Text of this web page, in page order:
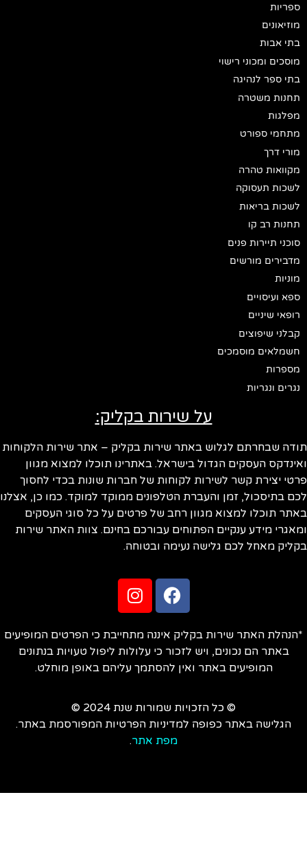
ספריות
מוזיאונים
בתי אבות
מוסכים ומכוני רישוי
בתי ספר לנהיגה
תחנות משטרה
מפלגות
מתחמי ספורט
מורי דרך
מקוואות טהרה
לשכות תעסוקה
לשכות בריאות
תחנות רב קו
סוכני תיירות פנים
מדבירים מורשים
מוניות
ספא ועיסויים
רופאי שיניים
קבלני שיפוצים
חשמלאים מוסמכים
מספרות
נגרים ונגריות
על שירות בקליק:
שבחרתם לגלוש באתר שירות בקליק – אתר שירות הלקוחות
העסקים הגדול בישראל. באתרינו תוכלו למצוא מגוון
יצירת קשר לשירות לקוחות של חברות שונות בכדי לחסוך
בתיסכול, זמן והעברת הטלפונים ממוקד למוקד. כמו כן, אצלנו
תוכלו למצוא מגוון רחב של פרטים על כל סוגי העסקים
מידע ענקיים הפתוחים עבורכם בחינם. צוות האתר שירות
מאחל לכם גלישה נעימה ובטוחה.
האתר שירות בקליק איננה מתחייבת כי הפרטים המופיעים
באתר הם נכונים, ויש לזכור כי עלולות ליפול טעויות בנתונים
המופיעים באתר ואין להסתמך עליהם באופן מוחלט.
© כל הזכויות שמורות שנת 2024 ©
הגלישה באתר כפופה למדיניות הפרטיות המפורסמת באתר.
מפת אתר.